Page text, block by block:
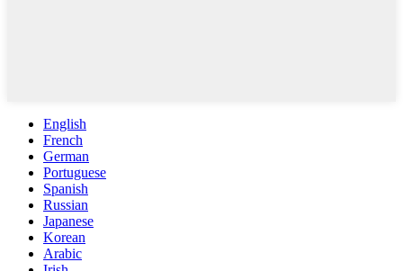
English
French
German
Portuguese
Spanish
Russian
Japanese
Korean
Arabic